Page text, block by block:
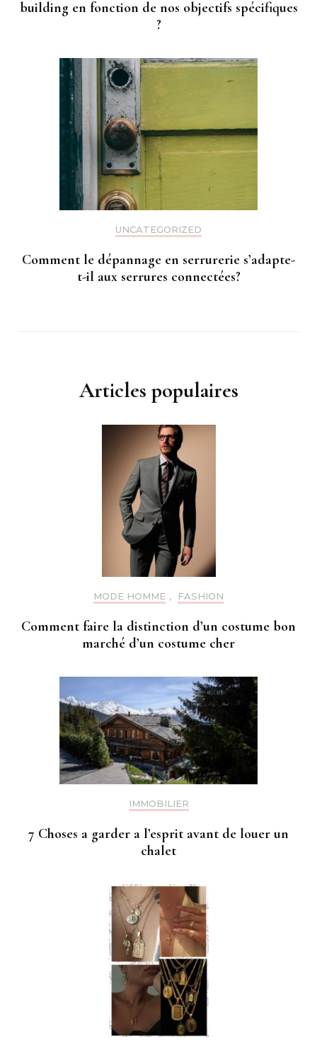
building en fonction de nos objectifs spécifiques
?
UNCATEGORIZED
Comment le dépannage en serrurerie s’adapte-
t-il aux serrures connectées?
Articles populaires
MODE HOMME , FASHION
Comment faire la distinction d’un costume bon
marché d’un costume cher
IMMOBILIER
7 Choses a garder a l’esprit avant de louer un
chalet